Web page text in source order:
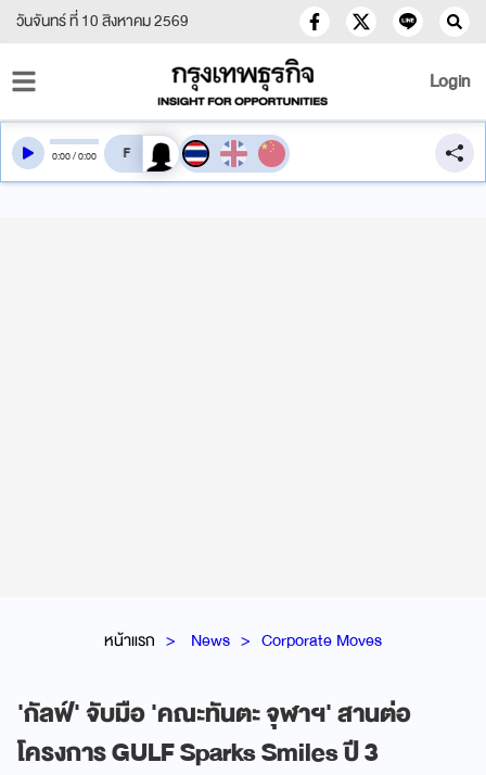
วันจันทร์ ที่ 10 สิงหาคม 2569
Login
หน้าแรก News Corporate Moves
'กัลฟ์' จับมือ 'คณะทันตะ จุฬาฯ' สานต่อ
โครงการ GULF Sparks Smiles ปี 3
0:00/0:00 สลับเสียงอ่าน